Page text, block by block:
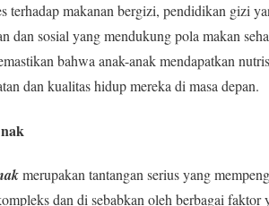
terhadap makanan bergizi, pendidikan gizi
dan sosial yang mendukung pola makan
bahwa anak-anak mendapatkan
dan kualitas hidup mereka di masa depan.
merupakan tantangan serius yang
dan di sebabkan oleh berbagai